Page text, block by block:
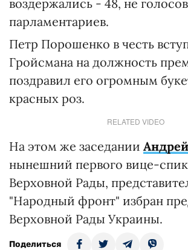
воздержались - 48, не
парламентариев.
Петр Порошенко в честь
Гройсмана на должность
поздравил его огромным
красных роз.
RELATED VIDEO
На этом же заседании
нынешний первого вице-
Верховной Рады,
"Народный фронт" избран
Верховной Рады Украины.
Поделиться